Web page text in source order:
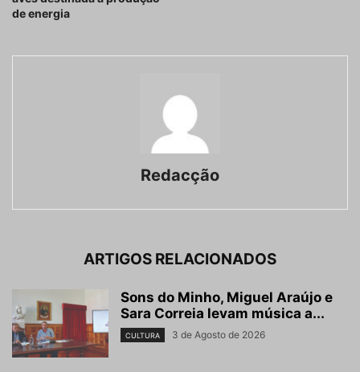
de energia
Redacção
ARTIGOS RELACIONADOS
Sons do Minho, Miguel Araújo e
Sara Correia levam música a...
CULTURA 3 de Agosto de 2026